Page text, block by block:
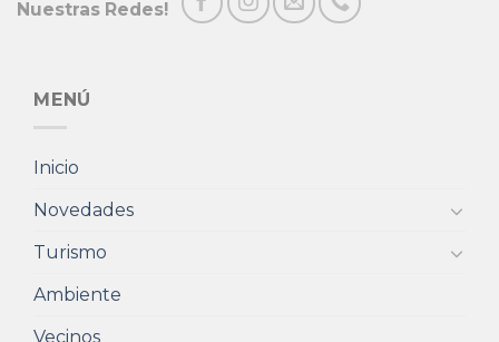
Nuestras Redes!
MENÚ
Inicio
Novedades
Turismo
Ambiente
Vecinos